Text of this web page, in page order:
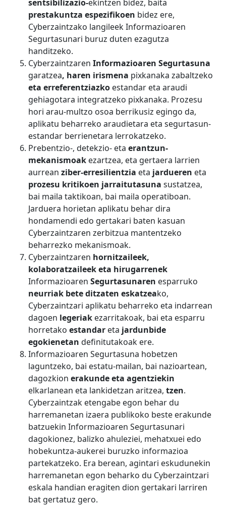
sentsibilizazio-ekintzen bidez, baita
prestakuntza espezifikoen bidez ere,
Cyberzaintzako langileek Informazioaren
Segurtasunari buruz duten ezagutza
handitzeko.
Cyberzaintzaren Informazioaren Segurtasuna
garatzea, haren irismena pixkanaka zabaltzeko
eta erreferentziazko estandar eta araudi
gehiagotara integratzeko pixkanaka. Prozesu
hori arau-multzo osoa berrikusiz egingo da,
aplikatu beharreko araudietara eta segurtasun-
estandar berrienetara lerrokatzeko.
Prebentzio-, detekzio- eta erantzun-
mekanismoak ezartzea, eta gertaera larrien
aurrean ziber-erresilientzia eta jardueren eta
prozesu kritikoen jarraitutasuna sustatzea,
bai maila taktikoan, bai maila operatiboan.
Jarduera horietan aplikatu behar dira
hondamendi edo gertakari baten kasuan
Cyberzaintzaren zerbitzua mantentzeko
beharrezko mekanismoak.
Cyberzaintzaren hornitzaileek,
kolaboratzaileek eta hirugarrenek
Informazioaren Segurtasunaren esparruko
neurriak bete ditzaten eskatzeako,
Cyberzaintzari aplikatu beharreko eta indarrean
dagoen legeriak ezarritakoak, bai eta esparru
horretako estandar eta jardunbide
egokienetan definitutakoak ere.
Informazioaren Segurtasuna hobetzen
laguntzeko, bai estatu-mailan, bai nazioartean,
dagozkion erakunde eta agentziekin
elkarlanean eta lankidetzan aritzea, tzen.
Cyberzaintzak etengabe egon behar du
harremanetan izaera publikoko beste erakunde
batzuekin Informazioaren Segurtasunari
dagokionez, balizko ahuleziei, mehatxuei edo
hobekuntza-aukerei buruzko informazioa
partekatzeko. Era berean, agintari eskudunekin
harremanetan egon beharko du Cyberzaintzari
eskala handian eragiten dion gertakari larriren
bat gertatuz gero.